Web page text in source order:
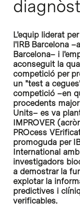
L'equip liderat
l'IRB Barcelona
Barcelona– i
aconseguit la
competició per
un "test a
competició –en
procedents
Units– es va
IMPROVER
PROcess
promoguda per
International
investigadors
a demostrar la
explotar la
predictives i
verificables.